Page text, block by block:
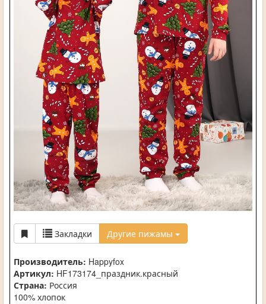
Закладки Другие пижамы
Производитель: Happyfox
Артикул: HF173174_праздник.красный
Страна: Россия
100% хлопок